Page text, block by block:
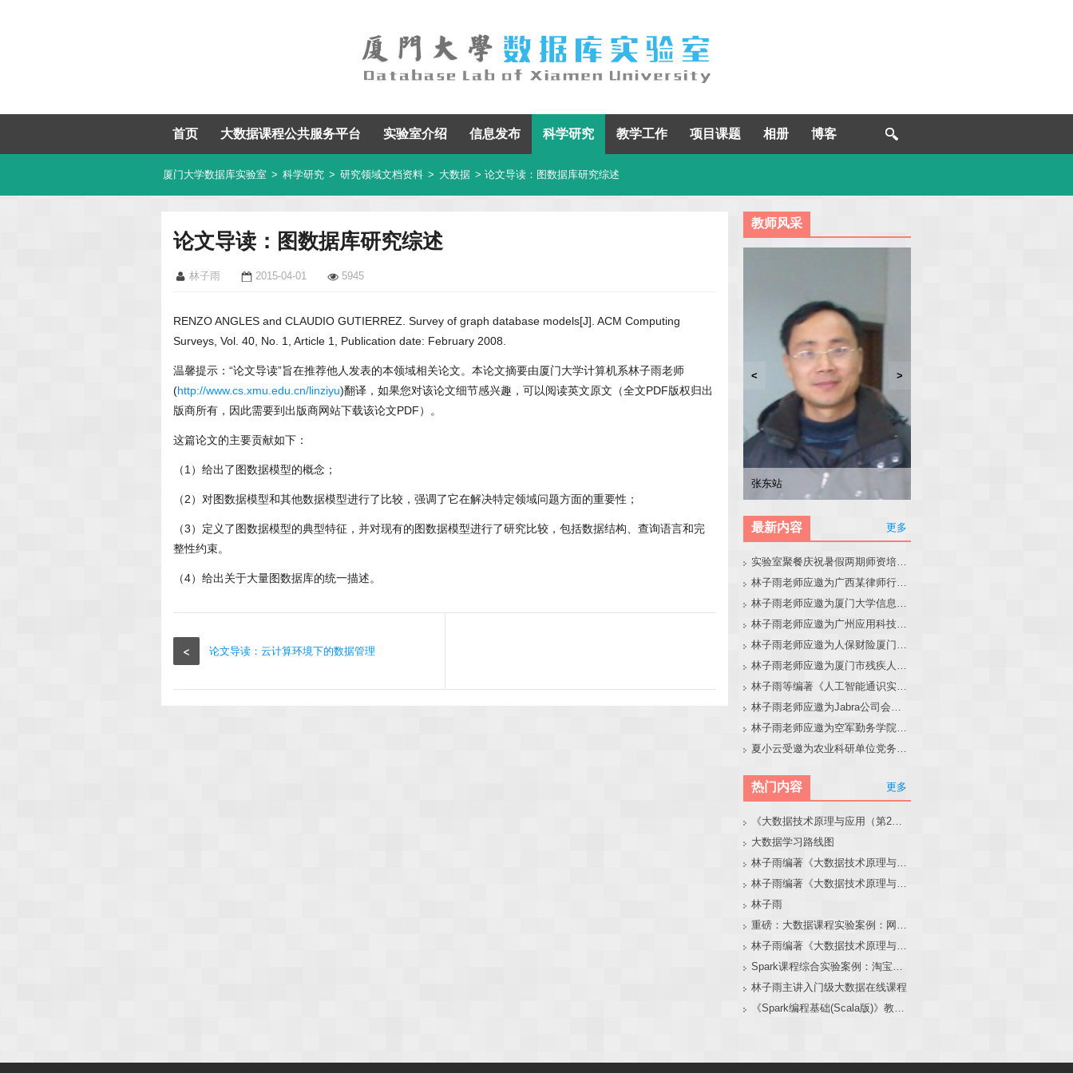
首页 大数据课程公共服务平台 实验室介绍 信息发布 科学研究 教学工作 项目课题 相册 博客
厦门大学数据库实验室 > 科学研究 > 研究领域文档资料 > 大数据 > 论文导读：图数据库研究综述
论文导读：图数据库研究综述
林子雨 2015-04-01 5945
RENZO ANGLES and CLAUDIO GUTIERREZ. Survey of graph database models[J]. ACM Computing
Surveys, Vol. 40, No. 1, Article 1, Publication date: February 2008.
温馨提示：“论文导读”旨在推荐他人发表的本领域相关论文。本论文摘要由厦门大学计算机系林子雨老师
(http://www.cs.xmu.edu.cn/linziyu)翻译，如果您对该论文细节感兴趣，可以阅读英文原文（全文PDF版权归出
版商所有，因此需要到出版商网站下载该论文PDF）。
这篇论文的主要贡献如下：
（1）给出了图数据模型的概念；
（2）对图数据模型和其他数据模型进行了比较，强调了它在解决特定领域问题方面的重要性；
（3）定义了图数据模型的典型特征，并对现有的图数据模型进行了研究比较，包括数据结构、查询语言和完
整性约束。
（4）给出关于大量图数据库的统一描述。
< 论文导读：云计算环境下的数据管理
教师风采
林子雨
张东站
林文水
冯少荣
< >
最新内容 更多
实验室聚餐庆祝暑假两期师资培训班圆满结束
林子雨老师应邀为广西某律师行业培训班做大模型和智能体讲座
林子雨老师应邀为广州应用科技学院做大模型和智能体讲座
林子雨等编著《人工智能通识实践教程》教材官网
热门内容 更多
《大数据技术原理与应用（第2版）》教材官网
大数据学习路线图
林子雨编著《大数据技术原理与应用（第3版）》教材官网
林子雨编著《大数据技术原理与应用》教材配套大数据软件安装和编程实践指南
林子雨
林子雨编著《大数据技术原理与应用（第3版）》教材配套大数据软件安装和编程实践指南
林子雨主讲入门级大数据在线课程
《Spark编程基础(Scala版)》教材官网